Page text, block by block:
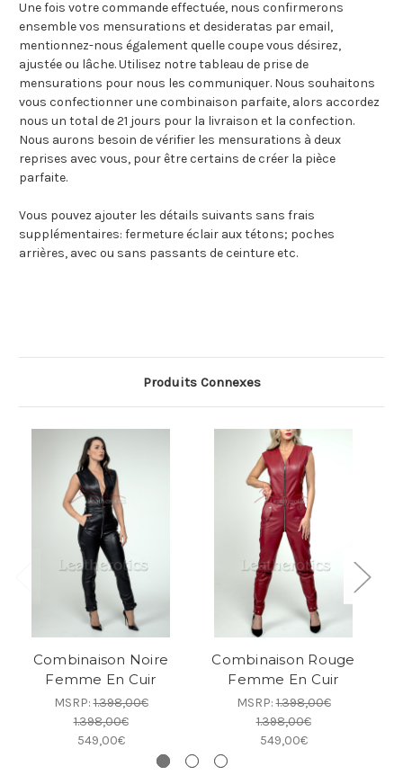
Une fois votre commande effectuée, nous confirmerons
ensemble vos mensurations et desideratas par email,
mentionnez-nous également quelle coupe vous désirez,
ajustée ou lâche. Utilisez notre tableau de prise de
mensurations pour nous les communiquer. Nous souhaitons
vous confectionner une combinaison parfaite, alors accordez
nous un total de 21 jours pour la livraison et la confection.
Nous aurons besoin de vérifier les mensurations à deux
reprises avec vous, pour être certains de créer la pièce
parfaite.
Vous pouvez ajouter les détails suivants sans frais
supplémentaires: fermeture éclair aux tétons; poches
arrières, avec ou sans passants de ceinture etc.
Produits Connexes
Combinaison Noire
Femme En Cuir
MSRP:1.398,00€
1.398,00€
549,00€
Combinaison Rouge
Femme En Cuir
MSRP:1.398,00€
1.398,00€
549,00€